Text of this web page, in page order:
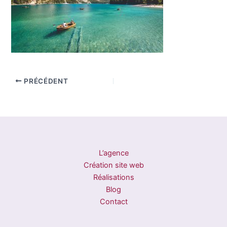
PRÉCÉDENT
L’agence
Création site web
Réalisations
Blog
Contact